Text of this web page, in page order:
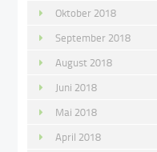
Oktober 2018
September 2018
August 2018
Juni 2018
Mai 2018
April 2018